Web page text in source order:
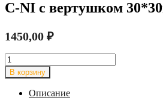
C-NI с вертушком
1450,00 ₽
Количество
товара
Цилиндровый
механизм
В корзину
Описание